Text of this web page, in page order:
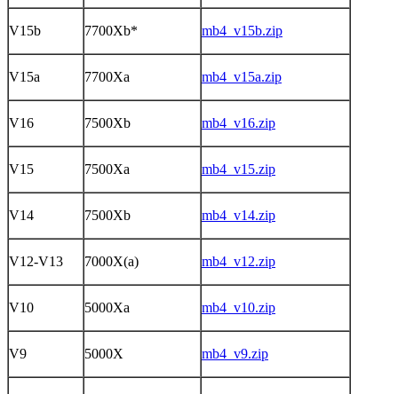
V15b 7700Xb* mb4_v15b.zip
V15а 7700Xa mb4_v15a.zip
V16 7500Xb mb4_v16.zip
V15 7500Xa mb4_v15.zip
V14 7500Xb mb4_v14.zip
V12-V13 7000X(a) mb4_v12.zip
V10 5000Xa mb4_v10.zip
V9 5000X mb4_v9.zip